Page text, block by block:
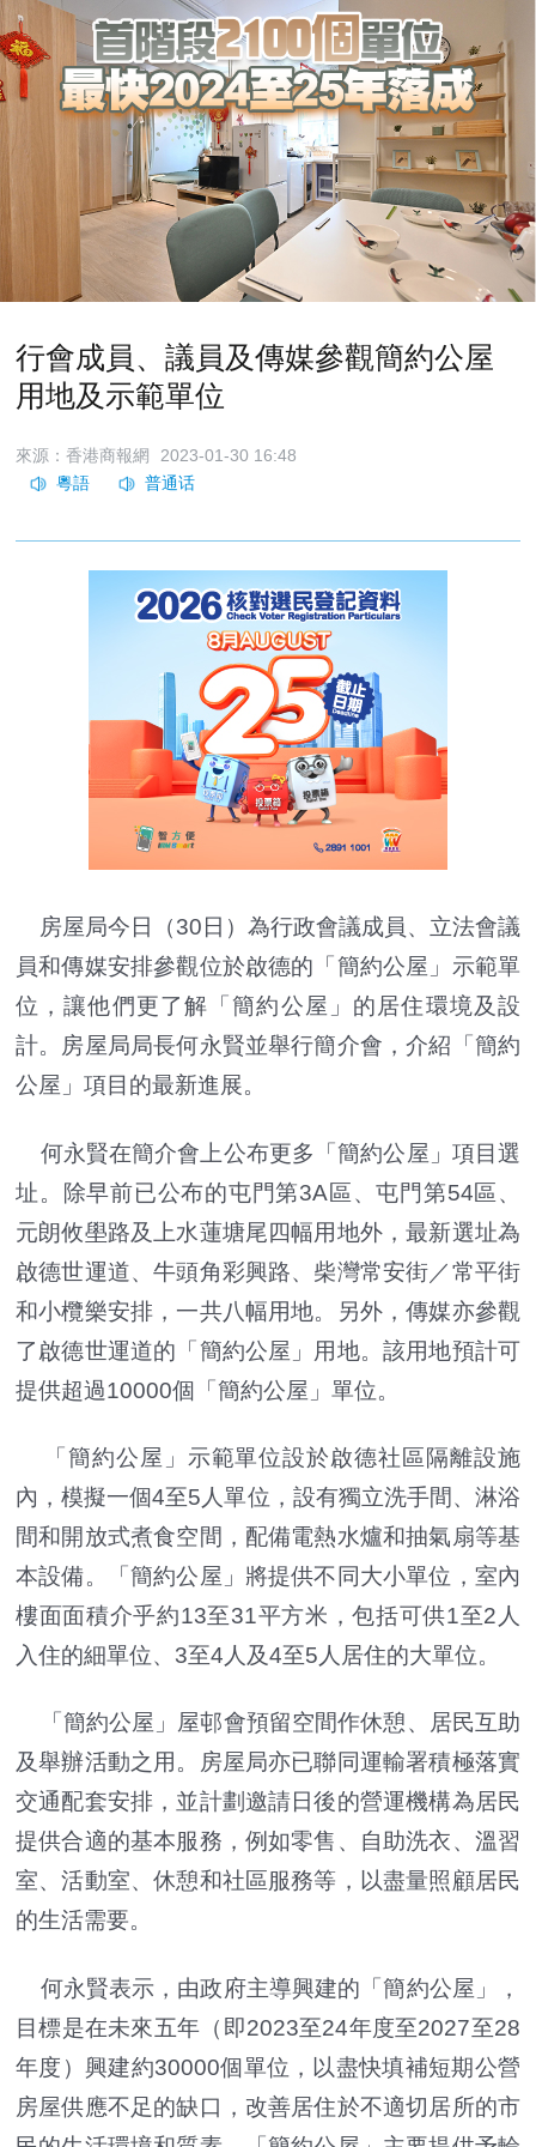
行會成員、議員及傳媒參觀簡約公屋
用地及示範單位
來源：香港商報網 2023-01-30 16:48
房屋局今日（30日）為行政會議成員、立法會議
員和傳媒安排參觀位於啟德的「簡約公屋」示範單
位，讓他們更了解「簡約公屋」的居住環境及設
計。房屋局局長何永賢並舉行簡介會，介紹「簡約
公屋」項目的最新進展。
何永賢在簡介會上公布更多「簡約公屋」項目選
址。除早前已公布的屯門第3A區、屯門第54區、
元朗攸壆路及上水蓮塘尾四幅用地外，最新選址為
啟德世運道、牛頭角彩興路、柴灣常安街／常平街
和小欖樂安排，一共八幅用地。另外，傳媒亦參觀
了啟德世運道的「簡約公屋」用地。該用地預計可
提供超過10000個「簡約公屋」單位。
「簡約公屋」示範單位設於啟德社區隔離設施
內，模擬一個4至5人單位，設有獨立洗手間、淋浴
間和開放式煮食空間，配備電熱水爐和抽氣扇等基
本設備。「簡約公屋」將提供不同大小單位，室內
樓面面積介乎約13至31平方米，包括可供1至2人
入住的細單位、3至4人及4至5人居住的大單位。
「簡約公屋」屋邨會預留空間作休憩、居民互助
及舉辦活動之用。房屋局亦已聯同運輸署積極落實
交通配套安排，並計劃邀請日後的營運機構為居民
提供合適的基本服務，例如零售、自助洗衣、溫習
室、活動室、休憩和社區服務等，以盡量照顧居民
的生活需要。
何永賢表示，由政府主導興建的「簡約公屋」，
目標是在未來五年（即2023至24年度至2027至28
年度）興建約30000個單位，以盡快填補短期公營
房屋供應不足的缺口，改善居住於不適切居所的市